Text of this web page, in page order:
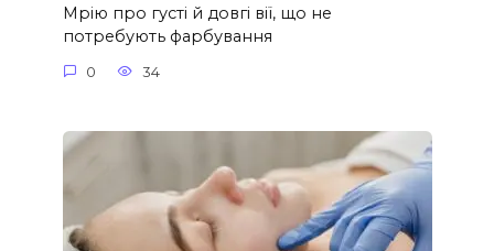
Мрію про густі й довгі вії, що не
потребують фарбування
0 34